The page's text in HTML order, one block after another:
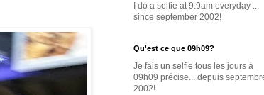
I do a selfie at 9:9am everyday ...
since september 2002!
Qu'est ce que 09h09?
Je fais un selfie tous les jours à
09h09 précise... depuis
2002!